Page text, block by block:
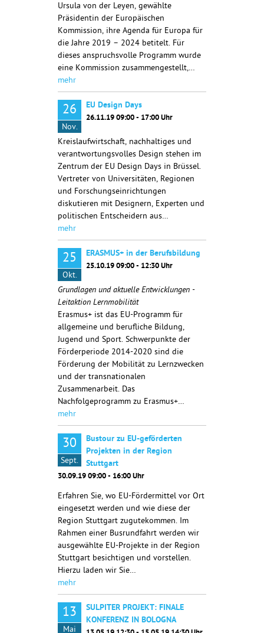
Ursula von der Leyen, gewählte
Präsidentin der Europäischen
Kommission, ihre Agenda für Europa für
die Jahre 2019 – 2024 betitelt. Für
dieses anspruchsvolle Programm wurde
eine Kommission zusammengestellt,…
mehr
26
Nov.
EU Design Days
26.11.19 09:00 - 17:00 Uhr
Kreislaufwirtschaft, nachhaltiges und
verantwortungsvolles Design stehen im
Zentrum der EU Design Days in Brüssel.
Vertreter von Universitäten, Regionen
und Forschungseinrichtungen
diskutieren mit Designern, Experten und
politischen Entscheidern aus…
mehr
25
Okt.
ERASMUS+ in der Berufsbildung
25.10.19 09:00 - 12:30 Uhr
Grundlagen und aktuelle Entwicklungen -
Leitaktion Lernmobilität
Erasmus+ ist das EU-Programm für
allgemeine und berufliche Bildung,
Jugend und Sport. Schwerpunkte der
Förderperiode 2014-2020 sind die
Förderung der Mobilität zu Lernzwecken
und der transnationalen
Zusammenarbeit. Das
Nachfolgeprogramm zu Erasmus+…
mehr
30
Sept.
Bustour zu EU-geförderten
Projekten in der Region
Stuttgart
30.09.19 09:00 - 16:00 Uhr
Erfahren Sie, wo EU-Fördermittel vor Ort
eingesetzt werden und wie diese der
Region Stuttgart zugutekommen. Im
Rahmen einer Busrundfahrt werden wir
ausgewählte EU-Projekte in der Region
Stuttgart besichtigen und vorstellen.
Hierzu laden wir Sie…
mehr
13
Mai
SULPITER PROJEKT: FINALE
KONFERENZ IN BOLOGNA